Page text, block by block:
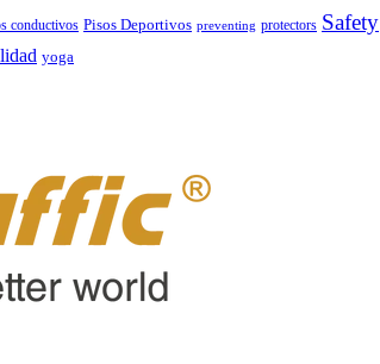
conductivos Pisos Deportivos preventing protectors Safety
yoga